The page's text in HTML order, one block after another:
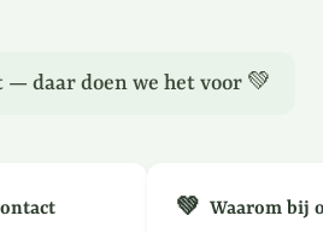
daar doen we het voor 💚
💚 Waarom bij